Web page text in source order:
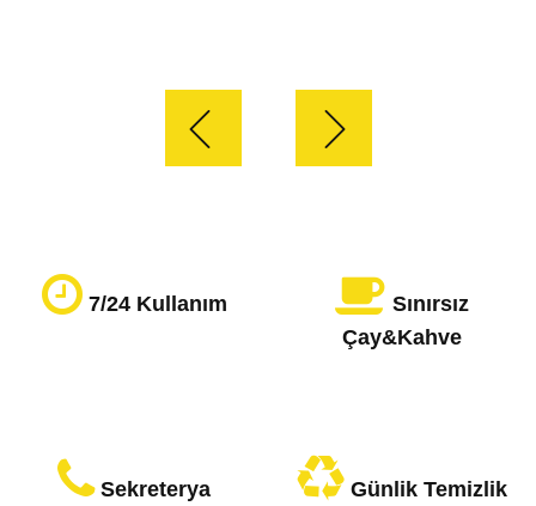
7/24 Kullanım
Sınırsız
Çay&Kahve
Sekreterya
Günlik Temizlik